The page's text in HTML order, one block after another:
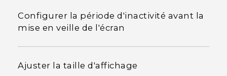
Configurer la période d'inactivité avant la
mise en veille de l'écran
Ajuster la taille d'affichage